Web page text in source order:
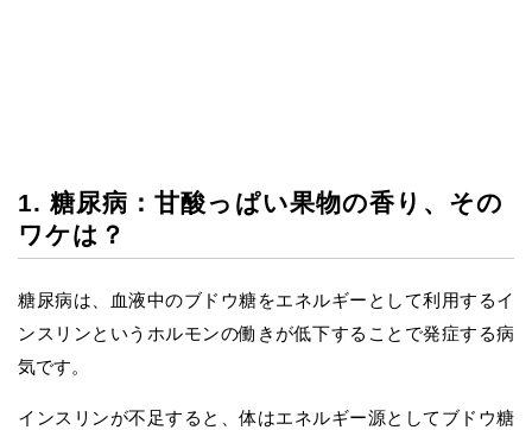
1. 糖尿病：甘酸っぱい果物の香り、その
ワケは？
糖尿病は、血液中のブドウ糖をエネルギーとして利用するイ
ンスリンというホルモンの働きが低下することで発症する病
気です。
インスリンが不足すると、体はエネルギー源としてブドウ糖